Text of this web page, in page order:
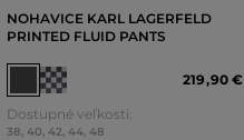
NOHAVICE KARL LAGERFELD
PRINTED FLUID PANTS
219,90 €
Dostupné veľkosti:
38, 40, 42, 44, 48